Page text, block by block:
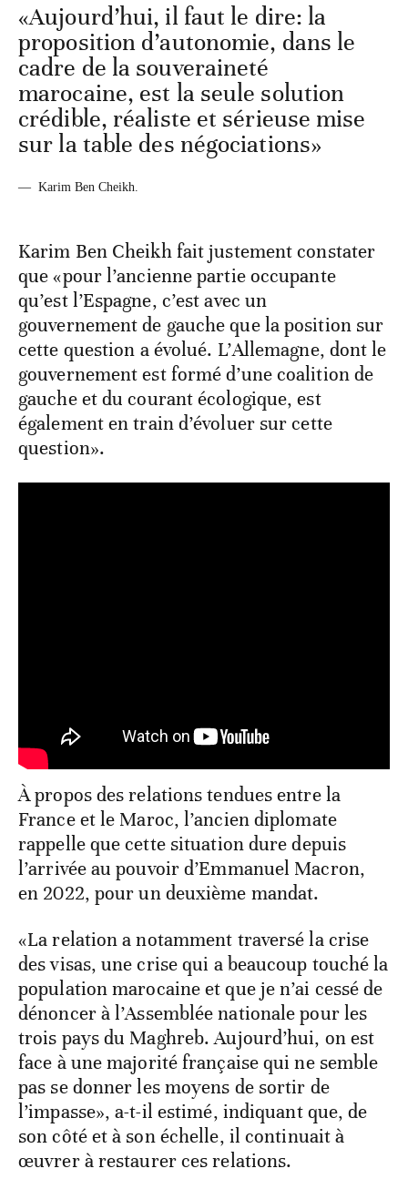
«Aujourd’hui, il faut le dire: la
proposition d’autonomie, dans le
cadre de la souveraineté
marocaine, est la seule solution
crédible, réaliste et sérieuse mise
sur la table des négociations»
— Karim Ben Cheikh.
Karim Ben Cheikh fait justement constater
que «pour l’ancienne partie occupante
qu’est l’Espagne, c’est avec un
gouvernement de gauche que la position sur
cette question a évolué. L’Allemagne, dont le
gouvernement est formé d’une coalition de
gauche et du courant écologique, est
également en train d’évoluer sur cette
question».
À propos des relations tendues entre la
France et le Maroc, l’ancien diplomate
rappelle que cette situation dure depuis
l’arrivée au pouvoir d’Emmanuel Macron,
en 2022, pour un deuxième mandat.
«La relation a notamment traversé la crise
des visas, une crise qui a beaucoup touché la
population marocaine et que je n’ai cessé de
dénoncer à l’Assemblée nationale pour les
trois pays du Maghreb. Aujourd’hui, on est
face à une majorité française qui ne semble
pas se donner les moyens de sortir de
l’impasse», a-t-il estimé, indiquant que, de
son côté et à son échelle, il continuait à
œuvrer à restaurer ces relations.